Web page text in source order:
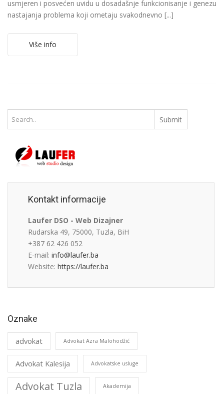
usmjeren i posvećen uvidu u dosadašnje funkcionisanje i genezu
nastajanja problema koji ometaju svakodnevno [...]
Više info
Kontakt informacije
Laufer DSO - Web Dizajner
Rudarska 49, 75000, Tuzla, BiH
+387 62 426 052
E-mail: info@laufer.ba
Website: https://laufer.ba
Oznake
advokat Advokat Azra Malohodžić
Advokat Kalesija Advokatske usluge
Advokat Tuzla Akademija